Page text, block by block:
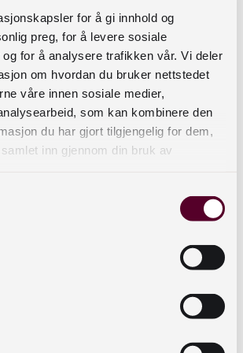
for å gi innhold og
preg, for å levere sosiale
for å analysere trafikken vår. Vi deler
om hvordan du bruker nettstedet
våre innen sosiale medier,
som kan kombinere den
du har gjort tilgjengelig for dem,
inn gjennom din bruk av
fra. Deretter kan du bruke en
strømmeprogramvare som OBS
å definere hvilken del av
ta opp, legge til bibliotekets logo,
til
eller uten bildet ditt.
mer kontroll over resultatet, kan
Her kan du klippe og
tekst og mer. Det finnes
de viktigste funksjonene på
for de som måtte ønske